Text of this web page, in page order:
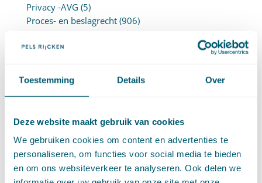
Toestemming Details Over
Deze website maakt gebruik van cookies
We gebruiken cookies om content en advertenties te
personaliseren, om functies voor social media te bieden
en om ons websiteverkeer te analyseren. Ook delen we
Privacy -AVG (5)
Proces- en beslagrecht(906)
Verbintenissenrecht
Vervoersrecht
Wvggz – Wzd (Wet Bopz oud)
ARCHIEF